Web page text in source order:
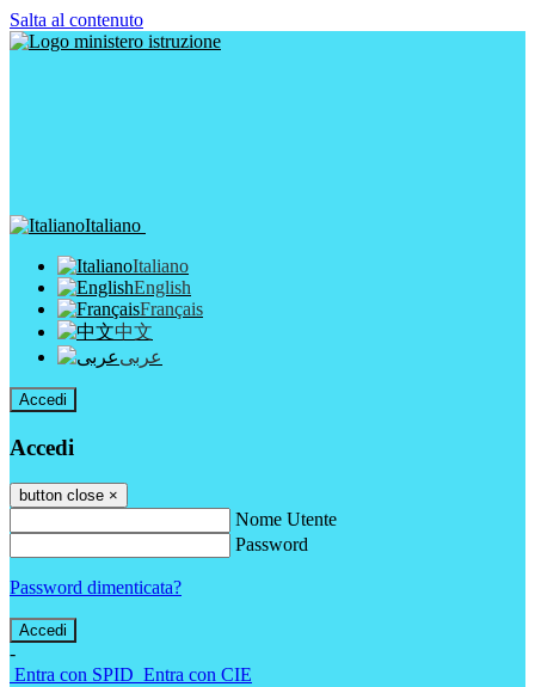
Salta al contenuto
Italiano
Italiano
English
Français
中文
عربى
Accedi
Accedi
button close ×
Nome Utente
Password
Password dimenticata?
-
Entra con SPID Entra con CIE